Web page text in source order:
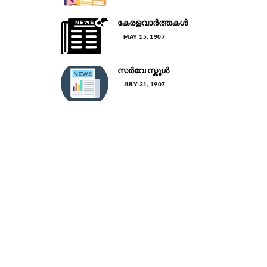
കേരളവാർത്തകൾ
MAY 15, 1907
സർവേ സ്കൂൾ
JULY 31, 1907